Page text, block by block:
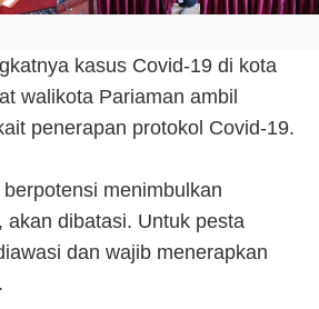
kasus Covid-19 di kota
walikota Pariaman ambil
penerapan protokol Covid-19.
menimbulkan
akan dibatasi. Untuk pesta
dan wajib menerapkan